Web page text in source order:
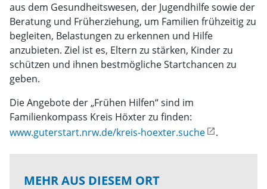
aus dem Gesundheitswesen, der Jugendhilfe sowie der
Beratung und Früherziehung, um Familien frühzeitig zu
begleiten, Belastungen zu erkennen und Hilfe
anzubieten. Ziel ist es, Eltern zu stärken, Kinder zu
schützen und ihnen bestmögliche Startchancen zu
geben.
Die Angebote der „Frühen Hilfen“ sind im
Familienkompass Kreis Höxter zu finden:
www.guterstart.nrw.de/kreis-hoexter.suche
.
MEHR AUS DIESEM ORT